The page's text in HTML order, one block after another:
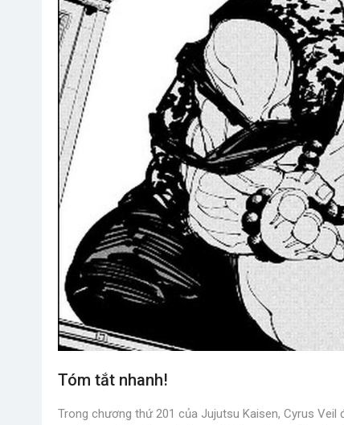
Tóm tắt nhanh!
Trong chương thứ 201 của Jujutsu Kaisen, Cyrus